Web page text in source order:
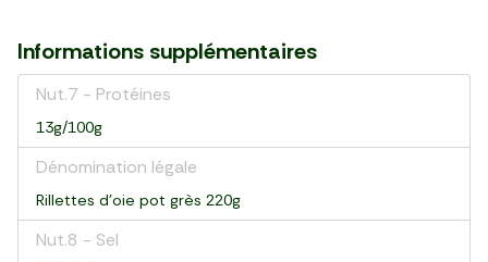
Informations supplémentaires
Nut.7 - Protéines
13g/100g
Dénomination légale
Rillettes d'oie pot grès 220g
Nut.8 - Sel